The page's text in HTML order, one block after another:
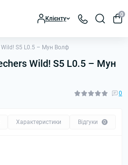
Клієнту
0
Wild! S5 L0.5 – Мун Волф
Wild! S5 L0.5 – Мун
0
Характеристики Відгуки 0